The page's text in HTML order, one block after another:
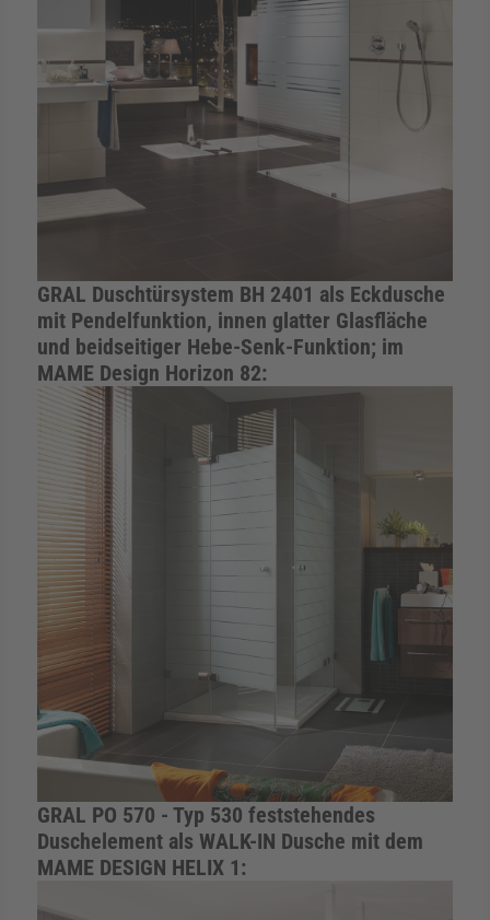
GRAL Duschtürsystem BH 2401 als Eckdusche
mit Pendelfunktion, innen glatter Glasfläche
und beidseitiger Hebe-Senk-Funktion; im
MAME Design Horizon 82:
GRAL PO 570 - Typ 530 feststehendes
Duschelement als WALK-IN Dusche mit dem
MAME DESIGN HELIX 1: